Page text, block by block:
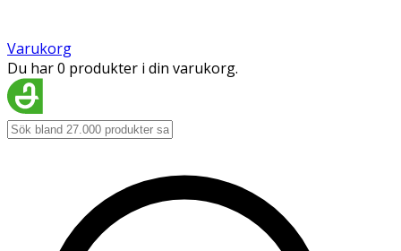
Varukorg
Du har 0 produkter i din varukorg.